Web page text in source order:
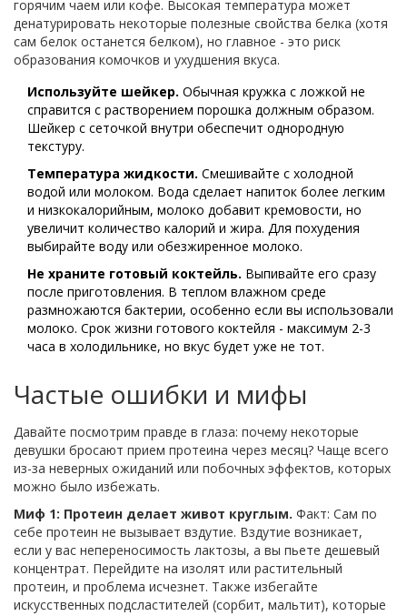
горячим чаем или кофе. Высокая температура может
денатурировать некоторые полезные свойства белка (хотя
сам белок останется белком), но главное - это риск
образования комочков и ухудшения вкуса.
Используйте шейкер. Обычная кружка с ложкой не
справится с растворением порошка должным образом.
Шейкер с сеточкой внутри обеспечит однородную
текстуру.
Температура жидкости. Смешивайте с холодной
водой или молоком. Вода сделает напиток более легким
и низкокалорийным, молоко добавит кремовости, но
увеличит количество калорий и жира. Для похудения
выбирайте воду или обезжиренное молоко.
Не храните готовый коктейль. Выпивайте его сразу
после приготовления. В теплом влажном среде
размножаются бактерии, особенно если вы использовали
молоко. Срок жизни готового коктейля - максимум 2-3
часа в холодильнике, но вкус будет уже не тот.
Частые ошибки и мифы
Давайте посмотрим правде в глаза: почему некоторые
девушки бросают прием протеина через месяц? Чаще всего
из-за неверных ожиданий или побочных эффектов, которых
можно было избежать.
Миф 1: Протеин делает живот круглым. Факт: Сам по
себе протеин не вызывает вздутие. Вздутие возникает,
если у вас непереносимость лактозы, а вы пьете дешевый
концентрат. Перейдите на изолят или растительный
протеин, и проблема исчезнет. Также избегайте
искусственных подсластителей (сорбит, мальтит), которые